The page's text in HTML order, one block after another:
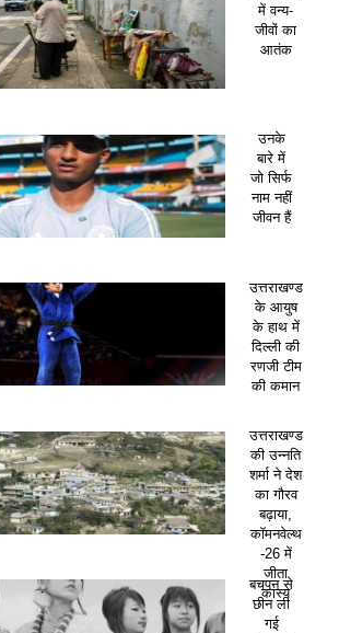
में वन्य-
जीवों का
आतंक
उनके
बारे में
जो सिर्फ
नाम नहीं
जीवन हैं
उत्तराखण्ड
के आयुष
के हाथ में
दिल्ली की
रणजी टीम
की कमान
उत्तराखण्ड
की उन्नति
शर्मा ने देश
का गौरव
बढ़ाया,
कॉमनवेल्थ
-26 में
जीता
कांस्य
बचपन से
छीन ली
गई